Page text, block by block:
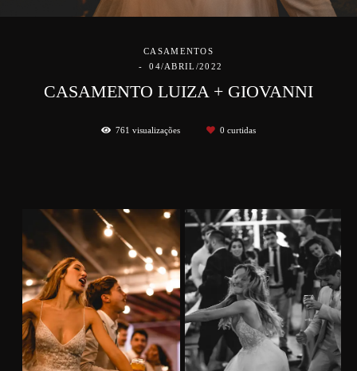
CASAMENTOS
04/ABRIL/2022
CASAMENTO LUIZA + GIOVANNI
761 visualizações 0 curtidas